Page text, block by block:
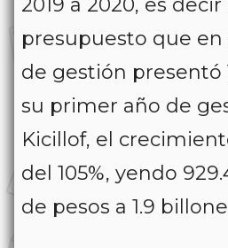
2019 a 2020, es decir
presupuesto que
de gestión presentó
su primer año de
Kicillof, el
del 105%, yendo
de pesos a 1.9